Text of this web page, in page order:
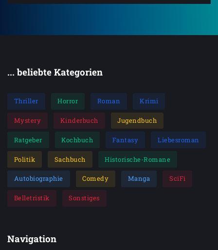
... beliebte Kategorien
Thriller Horror Roman Krimi
Mystery Kinderbuch Jugendbuch
Ratgeber Kochbuch Fantasy Liebesroman
Politik Sachbuch Historische-Romane
Autobiographie Comedy Manga SciFi
Belletristik Sonstiges
Navigation